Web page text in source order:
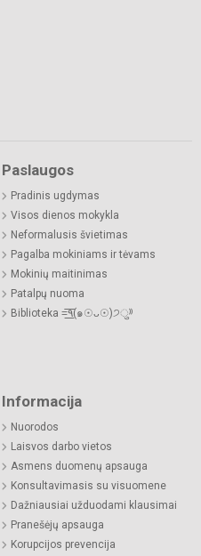
Paslaugos
Pradinis ugdymas
Visos dienos mokykla
Neformalusis švietimas
Pagalba mokiniams ir tėvams
Mokinių maitinimas
Patalpų nuoma
Biblioteka =͟͟͞͞٩(๑☉ᴗ☉)੭ु⁾⁾
Informacija
Nuorodos
Laisvos darbo vietos
Asmens duomenų apsauga
Konsultavimasis su visuomene
Dažniausiai užduodami klausimai
Pranešėjų apsauga
Korupcijos prevencija